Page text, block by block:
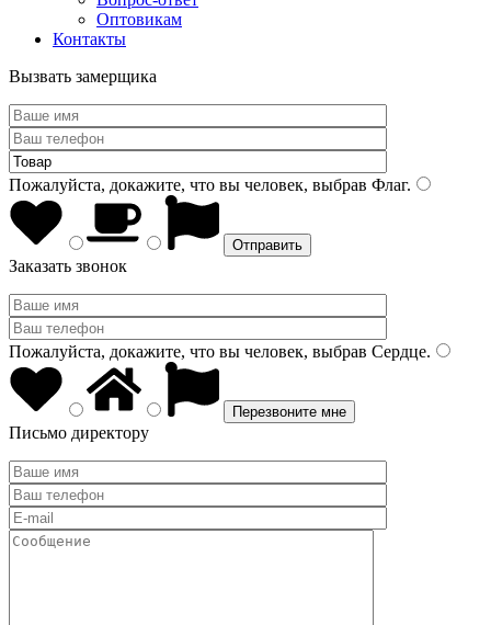
Оптовикам
Контакты
Вызвать замерщика
Пожалуйста, докажите, что вы человек, выбрав Флаг.
Заказать звонок
Пожалуйста, докажите, что вы человек, выбрав Сердце.
Письмо директору